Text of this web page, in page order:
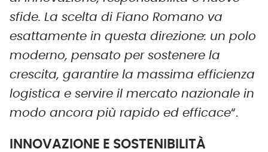
sfide. La scelta di Fiano Romano va
esattamente in questa direzione: un polo
moderno, pensato per sostenere la
crescita, garantire la massima efficienza
logistica e servire il mercato nazionale in
modo ancora più rapido ed efficace“.
INNOVAZIONE E SOSTENIBILITÀ